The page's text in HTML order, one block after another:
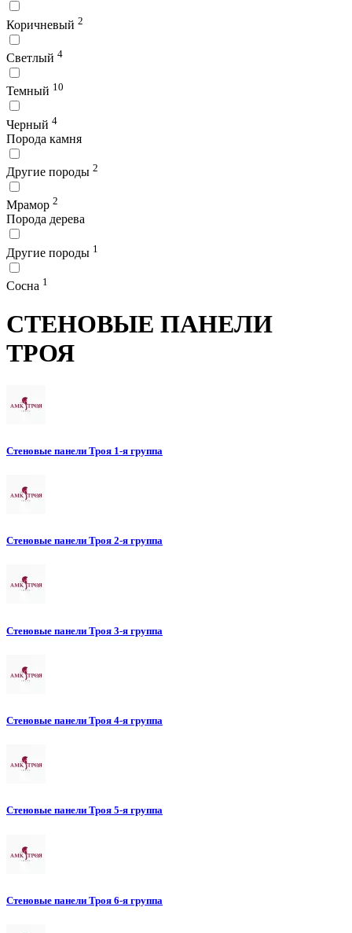
Коричневый 2
Светлый 4
Темный 10
Черный 4
Порода камня
Другие породы 2
Мрамор 2
Порода дерева
Другие породы 1
Сосна 1
СТЕНОВЫЕ ПАНЕЛИ
ТРОЯ
Стеновые панели Троя 1-я группа
Стеновые панели Троя 2-я группа
Стеновые панели Троя 3-я группа
Стеновые панели Троя 4-я группа
Стеновые панели Троя 5-я группа
Стеновые панели Троя 6-я группа